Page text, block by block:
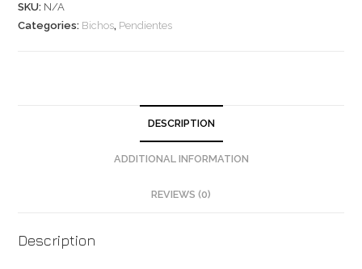
de
mariquita
SKU: N/A
Categories: Bichos, Pendientes
DESCRIPTION
ADDITIONAL INFORMATION
REVIEWS (0)
Description